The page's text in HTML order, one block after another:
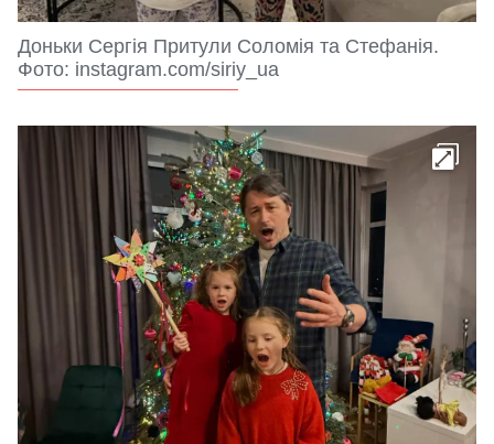
Доньки Сергія Притули Соломія та Стефанія.
Фото: instagram.com/siriy_ua